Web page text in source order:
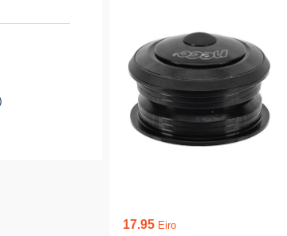
17.95 Eiro